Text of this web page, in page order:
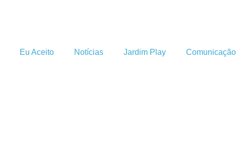
Eu Aceito Notícias Jardim Play Comunicação